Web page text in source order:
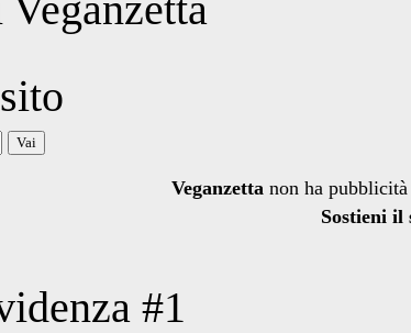
Veganzetta non ha
Sostieni il
#1